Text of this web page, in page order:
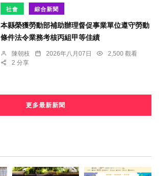
社會 綜合新聞
本縣榮獲勞動部補助辦理督促事業單位遵守勞動
條件法令業務考核丙組甲等佳績
陳朝枝 2026年八月07日
2,500 觀看
2 分享
更多最新新聞